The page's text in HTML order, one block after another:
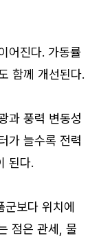
어진다. 가동률
함께 개선된다.
과 풍력 변동성
가 늘수록 전력
된다.
보다 위치에
점은 관세, 물